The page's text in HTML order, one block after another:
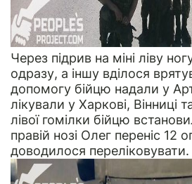
Через підрив на міні ліву
одразу, а іншу вділося
допомогу бійцю надали у
лікували у Харкові, Вінниці
лівої гомілки бійцю
правій нозі Олег переніс 12
доводилося переліковувати.